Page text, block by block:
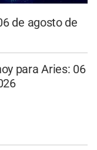
de agosto de
para Aries: 06